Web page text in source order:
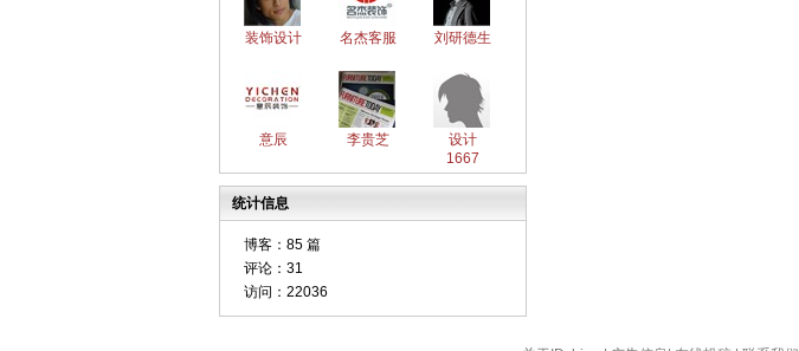
装饰设计 名杰客服 刘研德生
意辰 李贵芝
设计
1667
统计信息
博客： 85 篇
评论： 31
访问： 22036